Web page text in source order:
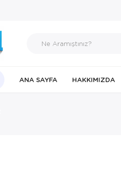
ANA SAYFA HAKKIMIZDA